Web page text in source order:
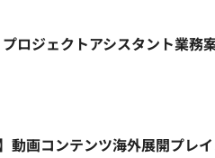
ロジェクトアシスタント業務
動画コンテンツ海外展開プレ